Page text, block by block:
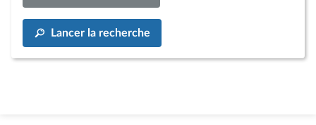
Lancer la recherche